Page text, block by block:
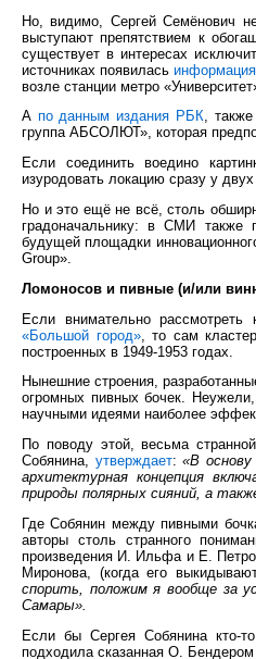
Но, видимо, Сергей Семёнович
выступают препятствием к
существует в интересах
источниках появиласьинформация
возле станции метро
А по данным издания РБК, также
группа АБСОЛЮТ», которая
Если соединить воедино
изуродовать локацию сразу у
Но и это ещё не всё, столь
градоначальнику: в СМИ также
будущей площадки
Group».
Ломоносов и пивные (и/или
Если внимательно рассмотреть
«Большой город», то сам
построенных в 1949-1953 годах.
Нынешние строения,
огромных пивных бочек. Неужели,
научными идеями наиболее
По поводу этой, весьма
Собянина, утверждает:«В
архитектурная концепция
природы полярных сияний, а
Где Собянин между пивными
авторы столь странного
произведения И. Ильфа и Е.
Миронова, (когда его
спорить, положим я вообще за
Самары».
Если бы Сергея Собянина кто-
подходила сказанная О.